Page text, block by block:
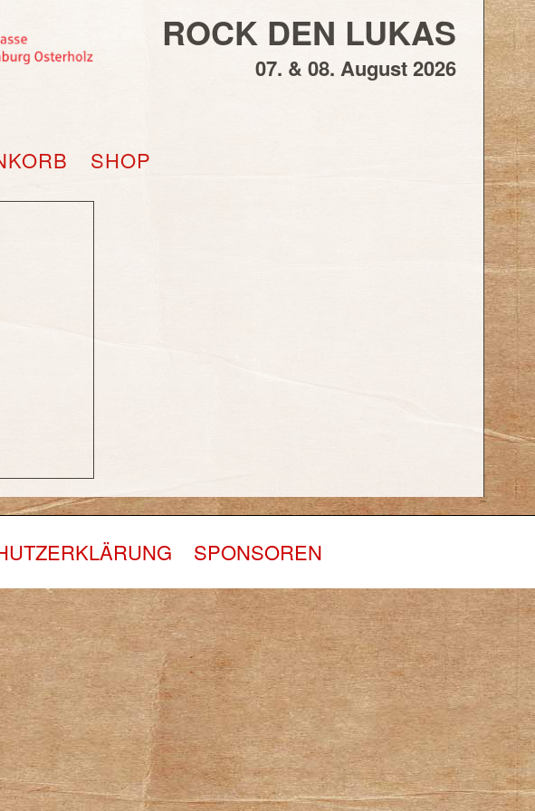
ROCK DEN LUKAS
07. & 08. August 2026
SHOP
SPONSOREN